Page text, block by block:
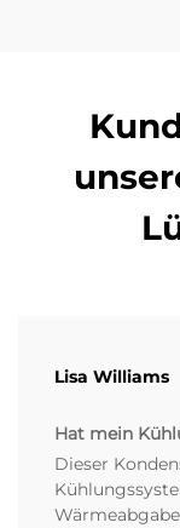
Lisa Williams
Hat mein
Dieser